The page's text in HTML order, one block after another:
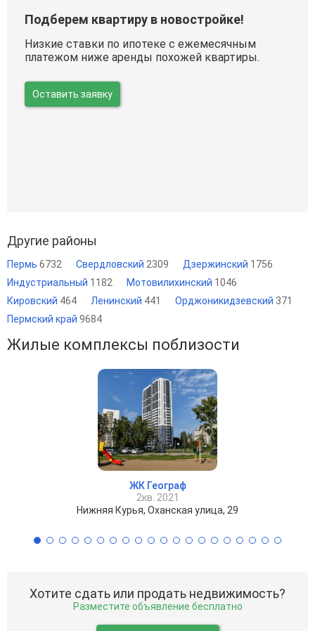
Подберем квартиру в новостройке!
Низкие ставки по ипотеке с ежемесячным
платежом ниже аренды похожей квартиры.
Оставить заявку
Другие районы
Пермь 6732 Свердловский 2309 Дзержинский 1756
Индустриальный 1182 Мотовилихинский 1046
Кировский 464 Ленинский 441 Орджоникидзевский 371
Пермский край 9684
Жилые комплексы поблизости
ЖК Географ
2кв. 2021
Нижняя Курья, Оханская улица, 29
Хотите сдать или продать недвижимость?
Разместите объявление бесплатно